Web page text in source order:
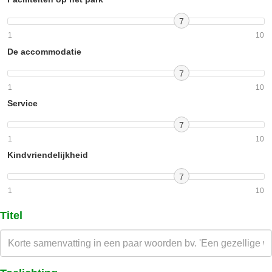
7
1 10
De accommodatie
7
1 10
Service
7
1 10
Kindvriendelijkheid
7
1 10
Titel